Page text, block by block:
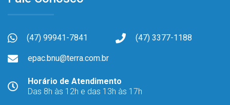
(47) 99941-7841 (47) 3377-1188
epac.bnu@terra.com.br
Horário de Atendimento
Das 8h às 12h e das 13h às 17h